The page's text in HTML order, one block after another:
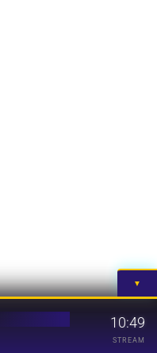
▼
10:49
STREAM